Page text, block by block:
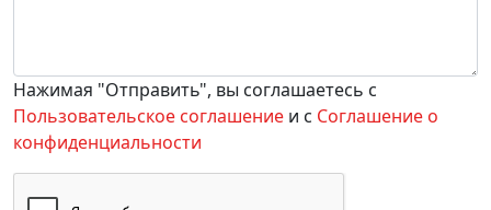
Нажимая "Отправить", вы соглашаетесь с
Пользовательское соглашение и с Соглашение о
конфиденциальности